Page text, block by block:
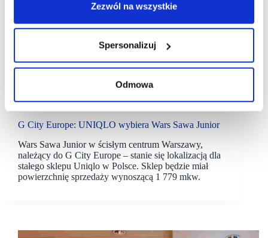
Zezwól na wszystkie
Spersonalizuj
Odmowa
G City
uniqlo Wars Sawa Junior
G City Europe: UNIQLO wybiera Wars Sawa Junior
Wars Sawa Junior w ścisłym centrum Warszawy,
należący do G City Europe – stanie się lokalizacją dla
stałego sklepu Uniqlo w Polsce. Sklep będzie miał
powierzchnię sprzedaży wynoszącą 1 779 mkw.